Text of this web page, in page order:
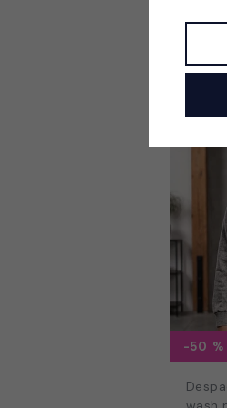
199
-50